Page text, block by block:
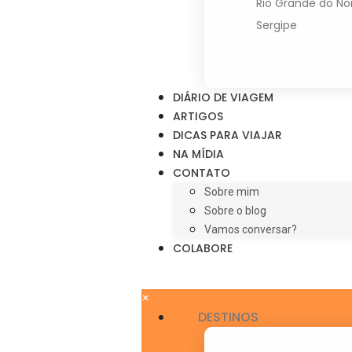
Rio Grande do
Sergipe
DIÁRIO DE VIAGEM
ARTIGOS
DICAS PARA VIAJAR
NA MÍDIA
CONTATO
Sobre mim
Sobre o blog
Vamos conversar?
COLABORE
×
DESTINOS